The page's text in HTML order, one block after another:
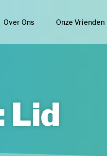
Over Ons Onze Vrienden
Lid